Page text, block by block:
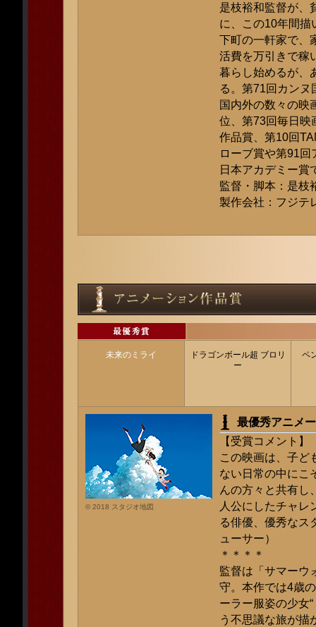
是枝裕和監督が、
に、この10年間描
下町の一軒家で、
活費を万引きで稼
暮らし始めるが、
る。第71回カン
国内外の数々の映
位、第73回毎日映
作品賞、第10回
ローブ賞や第91
日本アカデミー賞
監督・脚本：是枝
製作会社：フジテ
未来のミライ
ドラゴンボール超 ブロリ
ー
ペ
© 2018 スタジオ地図
最優秀アニメ
【受賞コメント】
この映画は、子ど
ない日常の中にこ
んの方々と共有し
人公にしたチャレ
る俳優、優秀なス
ューサー）
＊＊＊＊
監督は「サマーウ
守。本作では4歳
ーラー服姿の少女
う不思議な旅が描